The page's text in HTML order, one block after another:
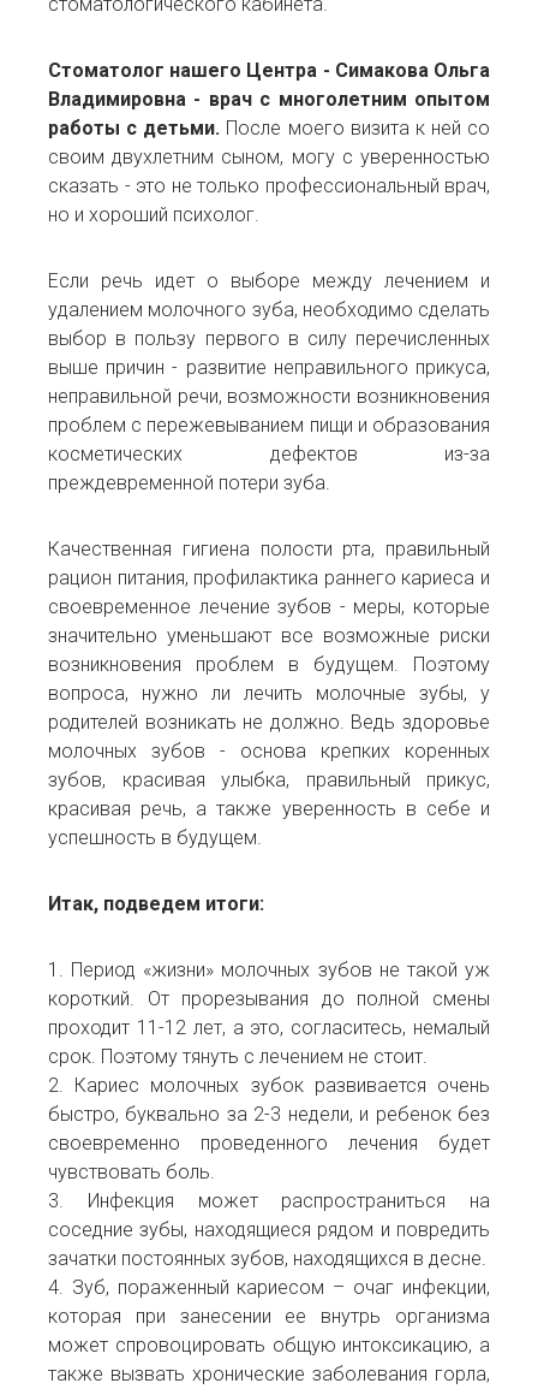
Стоматолог нашего Центра - Симакова Ольга
Владимировна - врач с многолетним опытом
работы с детьми. После моего визита к ней со
своим двухлетним сыном, могу с уверенностью
сказать - это не только профессиональный врач,
но и хороший психолог.
Если речь идет о выборе между лечением и
удалением молочного зуба, необходимо сделать
выбор в пользу первого в силу перечисленных
выше причин - развитие неправильного прикуса,
неправильной речи, возможности возникновения
проблем с пережевыванием пищи и образования
косметических дефектов из-за
преждевременной потери зуба.
Качественная гигиена полости рта, правильный
рацион питания, профилактика раннего кариеса и
своевременное лечение зубов - меры, которые
значительно уменьшают все возможные риски
возникновения проблем в будущем. Поэтому
вопроса, нужно ли лечить молочные зубы, у
родителей возникать не должно. Ведь здоровье
молочных зубов - основа крепких коренных
зубов, красивая улыбка, правильный прикус,
красивая речь, а также уверенность в себе и
успешность в будущем.
Итак, подведем итоги:
1. Период «жизни» молочных зубов не такой уж
короткий. От прорезывания до полной смены
проходит 11-12 лет, а это, согласитесь, немалый
срок. Поэтому тянуть с лечением не стоит.
2. Кариес молочных зубок развивается очень
быстро, буквально за 2-3 недели, и ребенок без
своевременно проведенного лечения будет
чувствовать боль.
3. Инфекция может распространиться на
соседние зубы, находящиеся рядом и повредить
зачатки постоянных зубов, находящихся в десне.
4. Зуб, пораженный кариесом – очаг инфекции,
которая при занесении ее внутрь организма
может спровоцировать общую интоксикацию, а
также вызвать хронические заболевания горла,